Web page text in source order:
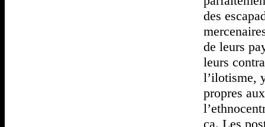
des
de leurs
leurs
l’ilotisme,
propres
ça. Les